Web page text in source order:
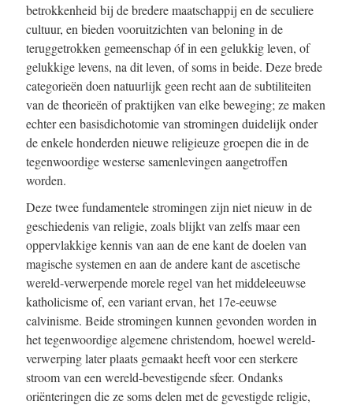
betrokkenheid bij de bredere maatschappij en de seculiere
cultuur, en bieden vooruitzichten van beloning in de
teruggetrokken gemeenschap óf in een gelukkig leven, of
gelukkige levens, na dit leven, of soms in beide. Deze brede
categorieën doen natuurlijk geen recht aan de subtiliteiten
van de theorieën of praktijken van elke beweging; ze maken
echter een basisdichotomie van stromingen duidelijk onder
de enkele honderden nieuwe religieuze groepen die in de
tegenwoordige westerse samenlevingen aangetroffen
worden.
Deze twee fundamentele stromingen zijn niet nieuw in de
geschiedenis van religie, zoals blijkt van zelfs maar een
oppervlakkige kennis van aan de ene kant de doelen van
magische systemen en aan de andere kant de ascetische
wereld-verwerpende morele regel van het middeleeuwse
katholicisme of, een variant ervan, het 17e-eeuwse
calvinisme. Beide stromingen kunnen gevonden worden in
het tegenwoordige algemene christendom, hoewel wereld-
verwerping later plaats gemaakt heeft voor een sterkere
stroom van een wereld-bevestigende sfeer. Ondanks
oriënteringen die ze soms delen met de gevestigde religie,